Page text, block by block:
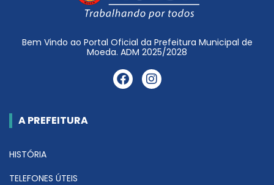
Bem Vindo ao Portal Oficial da Prefeitura Municipal de
Moeda. ADM 2025/2028
A PREFEITURA
HISTÓRIA
TELEFONES ÚTEIS